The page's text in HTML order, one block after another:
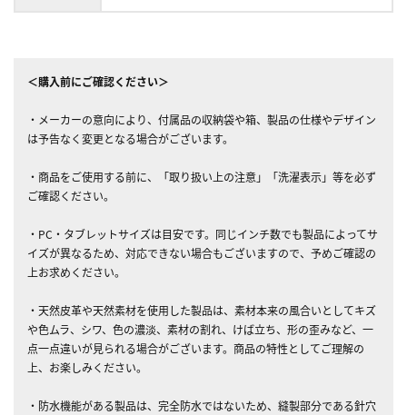
＜購入前にご確認ください＞
・メーカーの意向により、付属品の収納袋や箱、製品の仕様やデザイン
は予告なく変更となる場合がございます。
・商品をご使用する前に、「取り扱い上の注意」「洗濯表示」等を必ず
ご確認ください。
・PC・タブレットサイズは目安です。同じインチ数でも製品によってサ
イズが異なるため、対応できない場合もございますので、予めご確認の
上お求めください。
・天然皮革や天然素材を使用した製品は、素材本来の風合いとしてキズ
や色ムラ、シワ、色の濃淡、素材の割れ、けば立ち、形の歪みなど、一
点一点違いが見られる場合がございます。商品の特性としてご理解の
上、お楽しみください。
・防水機能がある製品は、完全防水ではないため、縫製部分である針穴